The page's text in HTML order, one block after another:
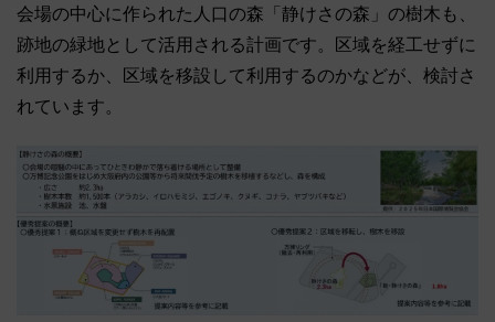
会場の中心に作られた人口の森「静けさの森」の樹木も、
跡地の緑地として活用される計画です。区域を経工せずに
利用するか、区域を移設して利用するのかなどが、検討さ
れています。